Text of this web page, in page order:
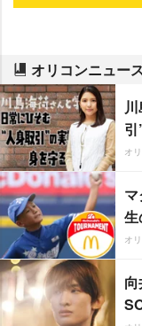
オリコンニュー
オ
生
オ